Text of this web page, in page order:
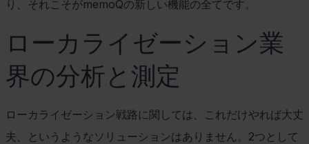
り、それこそがmemoQの新しい機能の全てです。
ローカライゼーション業
界の分析と測定
ローカライゼーション戦路に関しては、これだけやれば大丈
夫、というようなソリューションはありません。 2つとして